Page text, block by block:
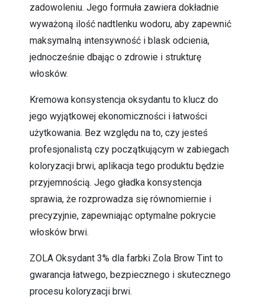
zadowoleniu. Jego formuła zawiera dokładnie
wyważoną ilość nadtlenku wodoru, aby zapewnić
maksymalną intensywność i blask odcienia,
jednocześnie dbając o zdrowie i strukturę
włosków.
Kremowa konsystencja oksydantu to klucz do
jego wyjątkowej ekonomiczności i łatwości
użytkowania. Bez względu na to, czy jesteś
profesjonalistą czy początkującym w zabiegach
koloryzacji brwi, aplikacja tego produktu będzie
przyjemnością. Jego gładka konsystencja
sprawia, że rozprowadza się równomiernie i
precyzyjnie, zapewniając optymalne pokrycie
włosków brwi.
ZOLA Oksydant 3% dla farbki Zola Brow Tint to
gwarancja łatwego, bezpiecznego i skutecznego
procesu koloryzacji brwi.